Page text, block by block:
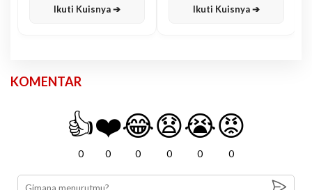
Ikuti Kuisnya ➔ Ikuti Kuisnya ➔
KOMENTAR
👍
0
❤️
0
😂
0
😧
0
😭
0
😡
0